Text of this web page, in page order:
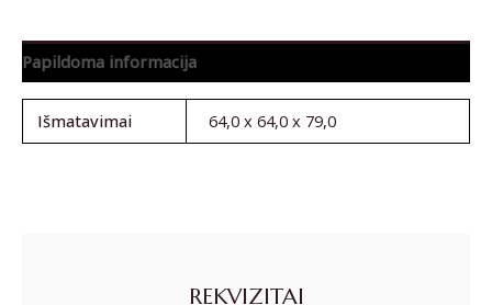
Papildoma informacija
Išmatavimai 64,0 x 64,0 x 79,0
REKVIZITAI